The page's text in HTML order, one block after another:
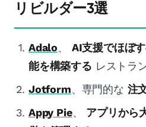
リビルダー3選
Adalo、 AI支援でほぼ
能を構築する レストラ
Jotform、専門的な 注
Appy Pie、 アプリから